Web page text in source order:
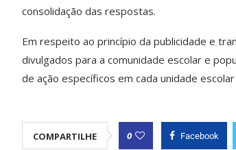
consolidação das respostas.
Em respeito ao princípio da publicidade e
divulgados para a comunidade escolar e
de ação específicos em cada unidade
COMPARTILHE 0 Facebook